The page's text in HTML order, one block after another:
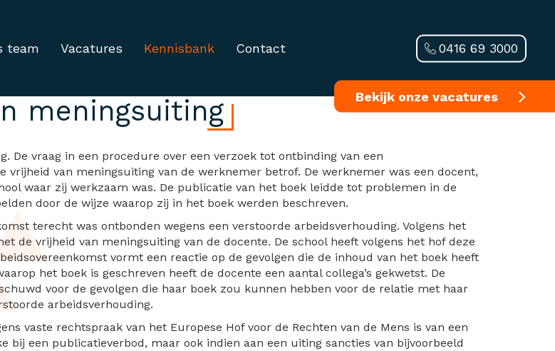
team Vacatures Kennisbank Contact
Bekijk onze vacatures
0416 69 3000
vormde
meningsuiting
De vraag in een procedure over een verzoek tot ontbinding van een
vrijheid van meningsuiting van de werknemer betrof. De werknemer was een docent,
waar zij werkzaam was. De publicatie van het boek leidde tot problemen in de
door de wijze waarop zij in het boek werden beschreven.
terecht was ontbonden wegens een verstoorde arbeidsverhouding. Volgens het
de vrijheid van meningsuiting van de docente. De school heeft volgens het hof deze
vormt een reactie op de gevolgen die de inhoud van het boek heeft
het boek is geschreven heeft de docente een aantal collega’s gekwetst. De
voor de gevolgen die haar boek zou kunnen hebben voor de relatie met haar
arbeidsverhouding.
vaste rechtspraak van het Europese Hof voor de Rechten van de Mens is van een
een publicatieverbod, maar ook indien aan een uiting sancties van bijvoorbeeld